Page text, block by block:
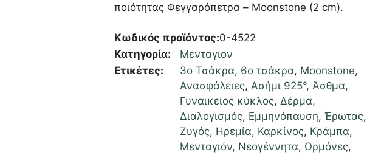
ποιότητας Φεγγαρόπετρα – Moonstone (2 cm).
Κωδικός προϊόντος:0-4522
Κατηγορία:
Μενταγιον
Ετικέτες:
3ο Τσάκρα, 6ο τσάκρα, Moonstone,
Ανασφάλειες,Ασήμι 925°,Άσθμα,
Γυναικείος κύκλος,Δέρμα,
Διαλογισμός, Εμμηνόπαυση,Έρωτας,
Ζυγός, Ηρεμία, Καρκίνος, Κράμπα,
Μενταγιόν, Νεογέννητα, Ορμόνες,